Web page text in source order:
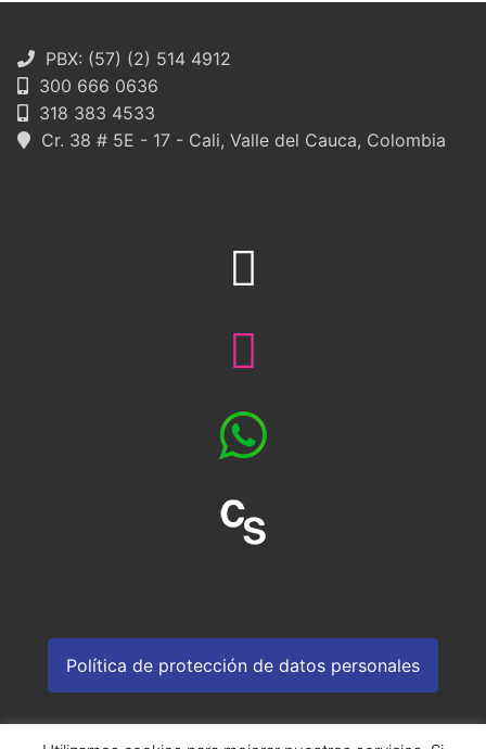
PBX: (57) (2) 514 4912
300 666 0636
318 383 4533
Cr. 38 # 5E - 17 - Cali, Valle del Cauca, Colombia
Política de protección de datos personales